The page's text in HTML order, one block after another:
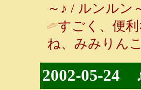
～♪ / ルンルン
すごく、便
ね、みみりん
2002-05-24